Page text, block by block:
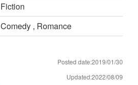
Fiction
Comedy , Romance
Posted date:2019/01/30
Updated:2022/08/09